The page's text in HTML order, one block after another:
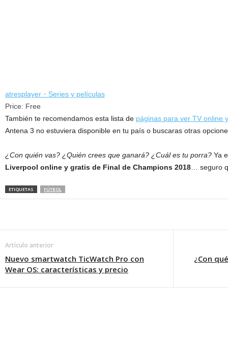
atresplayer・Series y películas
Price: Free
También te recomendamos esta lista de páginas para ver TV online
Antena 3 no estuviera disponible en tu país o buscaras otras
¿Con quién vas? ¿Quién crees que ganará? ¿Cuál es tu porra? Ya
Liverpool online y gratis de Final de Champions 2018… seguro
ETIQUETAS FÚTBOL
Artículo anterior
Nuevo smartwatch TicWatch Pro con
Wear OS: características y precio
¿Con